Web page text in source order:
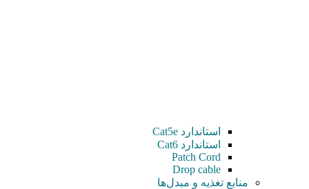
استاندارد Cat5e
استاندارد Cat6
Patch Cord
Drop cable
منابع تغذیه و مبدل‌ها